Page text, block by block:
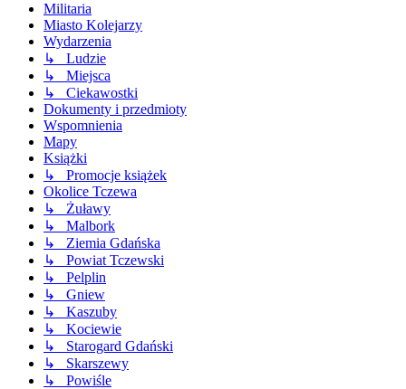
Militaria
Miasto Kolejarzy
Wydarzenia
↳ Ludzie
↳ Miejsca
↳ Ciekawostki
Dokumenty i przedmioty
Wspomnienia
Mapy
Książki
↳ Promocje książek
Okolice Tczewa
↳ Żuławy
↳ Malbork
↳ Ziemia Gdańska
↳ Powiat Tczewski
↳ Pelplin
↳ Gniew
↳ Kaszuby
↳ Kociewie
↳ Starogard Gdański
↳ Skarszewy
↳ Powiśle